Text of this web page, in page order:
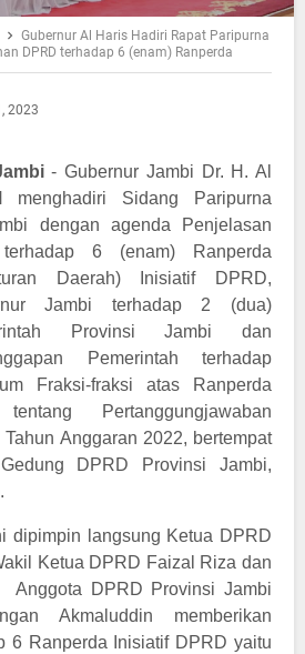
Gubernur Al Haris Hadiri Rapat Paripurna
DPRD terhadap 6 (enam) Ranperda
2023
- Gubernur Jambi Dr. H. Al
menghadiri Sidang Paripurna
dengan agenda Penjelasan
6 (enam) Ranperda
Daerah) Inisiatif DPRD,
Jambi terhadap 2 (dua)
Provinsi Jambi dan
Pemerintah terhadap
Fraksi-fraksi atas Ranperda
Pertanggungjawaban
Anggaran 2022, bertempat
DPRD Provinsi Jambi,
dipimpin langsung Ketua DPRD
Ketua DPRD Faizal Riza dan
Anggota DPRD Provinsi Jambi
Akmaluddin memberikan
6 Ranperda Inisiatif DPRD yaitu